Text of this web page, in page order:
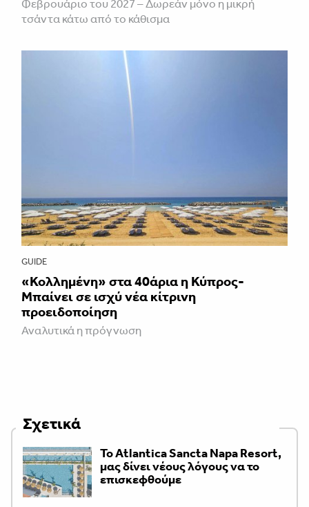
Φεβρουάριο του 2027 – Δωρεάν μόνο η μικρή
τσάντα κάτω από το κάθισμα
GUIDE
«Κολλημένη» στα 40άρια η Κύπρος-
Μπαίνει σε ισχύ νέα κίτρινη
προειδοποίηση
Αναλυτικά η πρόγνωση
Σχετικά
Το Atlantica Sancta Napa Resort,
μας δίνει νέους λόγους να το
επισκεφθούμε